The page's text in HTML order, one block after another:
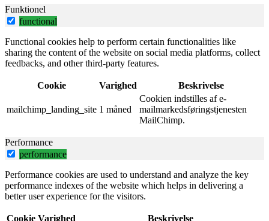
Funktionel
functional
Functional cookies help to perform certain functionalities like
sharing the content of the website on social media platforms, collect
feedbacks, and other third-party features.
Cookie Varighed Beskrivelse
mailchimp_landing_site 1 måned
Cookien indstilles af e-
mailmarkedsføringstjenesten
MailChimp.
Performance
performance
Performance cookies are used to understand and analyze the key
performance indexes of the website which helps in delivering a
better user experience for the visitors.
Cookie Varighed Beskrivelse